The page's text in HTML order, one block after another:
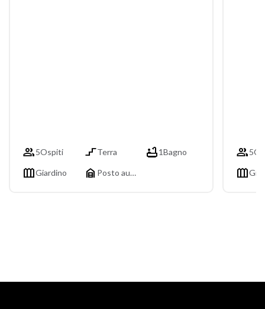
5Ospiti Terra 1Bagno
Giardino  Posto auto
5
